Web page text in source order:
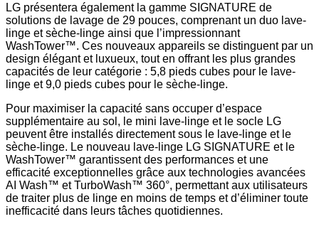
LG présentera également la gamme SIGNATURE de
solutions de lavage de 29 pouces, comprenant un duo lave-
linge et sèche-linge ainsi que l’impressionnant
WashTower™. Ces nouveaux appareils se distinguent par un
design élégant et luxueux, tout en offrant les plus grandes
capacités de leur catégorie : 5,8 pieds cubes pour le lave-
linge et 9,0 pieds cubes pour le sèche-linge.
Pour maximiser la capacité sans occuper d’espace
supplémentaire au sol, le mini lave-linge et le socle LG
peuvent être installés directement sous le lave-linge et le
sèche-linge. Le nouveau lave-linge LG SIGNATURE et le
WashTower™ garantissent des performances et une
efficacité exceptionnelles grâce aux technologies avancées
AI Wash™ et TurboWash™ 360°, permettant aux utilisateurs
de traiter plus de linge en moins de temps et d’éliminer toute
inefficacité dans leurs tâches quotidiennes.